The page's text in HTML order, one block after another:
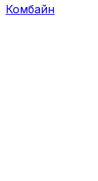
Комбайн